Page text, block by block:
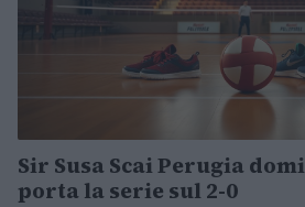
Sir Susa Scai Perugia
porta la serie sul 2-0